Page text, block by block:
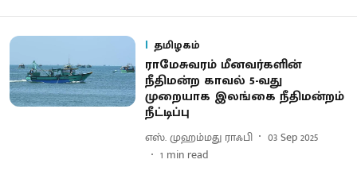
தமிழகம்
ராமேசுவரம் மீனவர்களின்
நீதிமன்ற காவல் 5-வது
முறையாக இலங்கை நீதிமன்றம்
நீட்டிப்பு
எஸ். முஹம்மது ராஃபி
03 Sep 2025
1 min read